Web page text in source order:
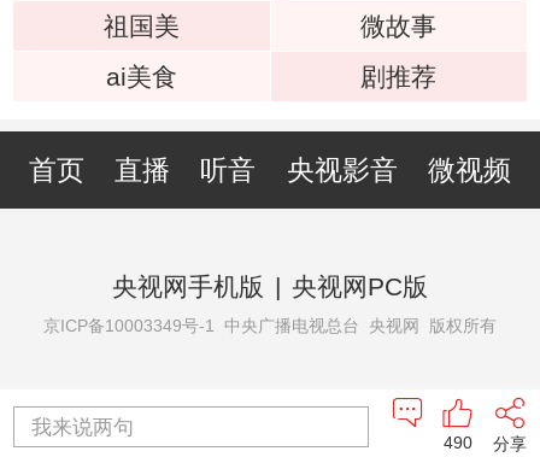
祖国美
微故事
ai美食
剧推荐
首页 直播 听音 央视影音 微视频
央视网手机版 | 央视网PC版
京ICP备10003349号-1 中央广播电视总台 央视网 版权所有
我来说两句
分享
490